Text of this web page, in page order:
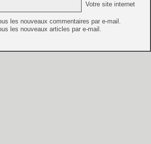
Votre site internet
les nouveaux commentaires par e-mail.
les nouveaux articles par e-mail.